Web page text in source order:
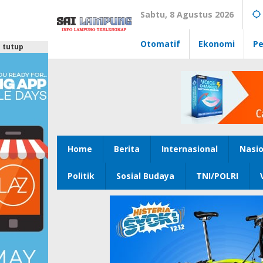
Sabtu, 8 Agustus 2026
Otomatif Ekonomi
Home Berita Internasional
Politik Sosial Budaya TNI/POLRI
tutup